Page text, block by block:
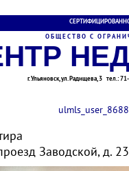
О Б Щ Е С Т В О С О Г Р А Н И
г. Ульяновск, ул. Радищева, 3 тел.:
ulmls_user_8688
Заводской, д.